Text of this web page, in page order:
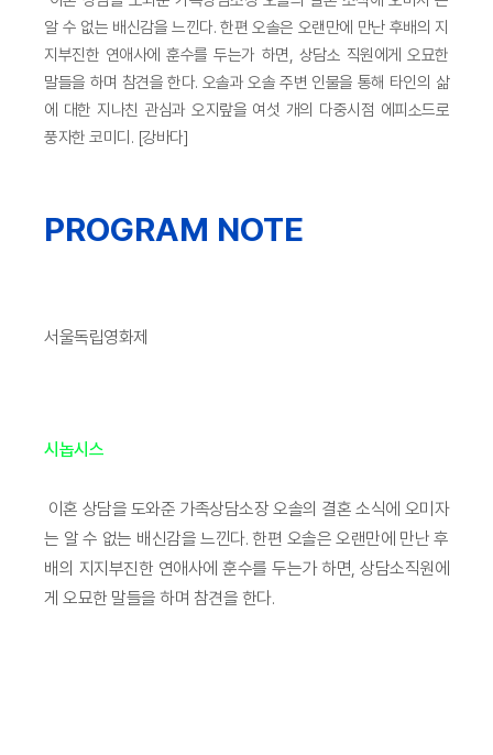
알 수 없는 배신감을 느낀다. 한편 오솔은 오랜만에 만난 후배의 지
지부진한 연애사에 훈수를 두는가 하면, 상담소 직원에게 오묘한
말들을 하며 참견을 한다. 오솔과 오솔 주변 인물을 통해 타인의 삶
에 대한 지나친 관심과 오지랖을 여섯 개의 다중시점 에피소드로
풍자한 코미디. [강바다]
PROGRAM NOTE
서울독립영화제
시놉시스
이혼 상담을 도와준 가족상담소장 오솔의 결혼 소식에 오미자
는 알 수 없는 배신감을 느낀다. 한편 오솔은 오랜만에 만난 후
배의 지지부진한 연애사에 훈수를 두는가 하면, 상담소직원에
게 오묘한 말들을 하며 참견을 한다.